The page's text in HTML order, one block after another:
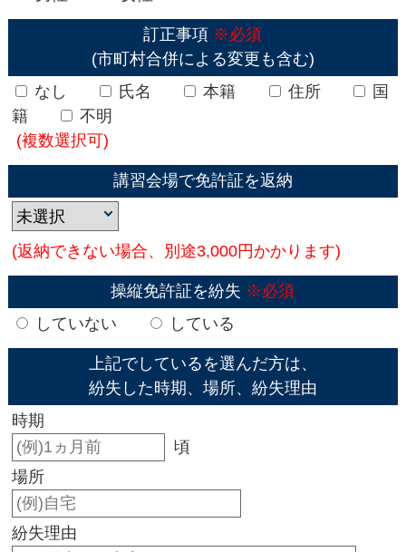
訂正事項 ※必須
(市町村合併による変更も含む)
なし
氏名 本籍 住所
国
籍
不明
(複数選択可)
講習会場で免許証を返納
(返納できない場合、別途3,000円かかります)
操縦免許証を紛失 ※必須
していない
している
上記でしているを選んだ方は、
紛失した時期、場所、紛失理由
時期
頃
場所
紛失理由